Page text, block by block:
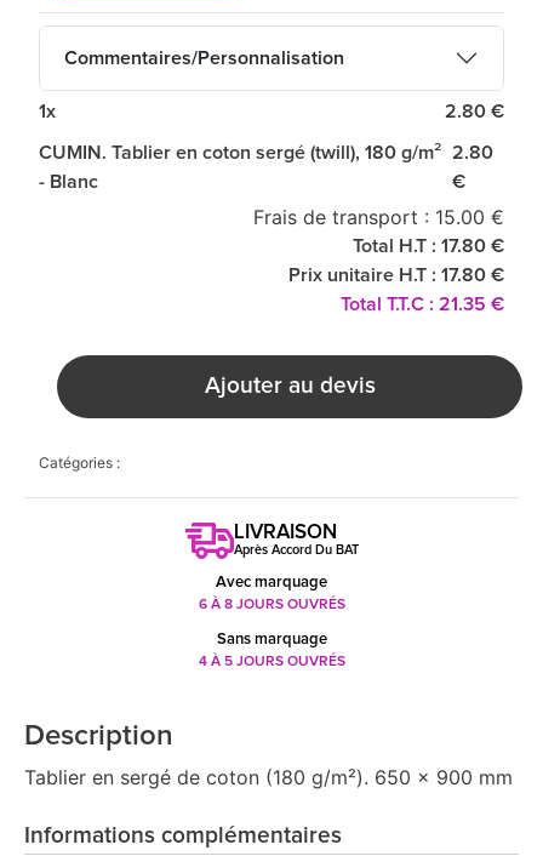
Commentaires/Personnalisation
1x 2.80 €
CUMIN. Tablier en coton sergé (twill), 180 g/m²
- Blanc
2.80
€
Frais de transport : 15.00 €
Total H.T : 17.80 €
Prix unitaire H.T : 17.80 €
Total T.T.C : 21.35 €
Ajouter au devis
Catégories :
LIVRAISON
Après Accord Du BAT
Avec marquage
6 À 8 JOURS OUVRÉS
Sans marquage
4 À 5 JOURS OUVRÉS
Description
Tablier en sergé de coton (180 g/m²). 650 x 900 mm
Informations complémentaires